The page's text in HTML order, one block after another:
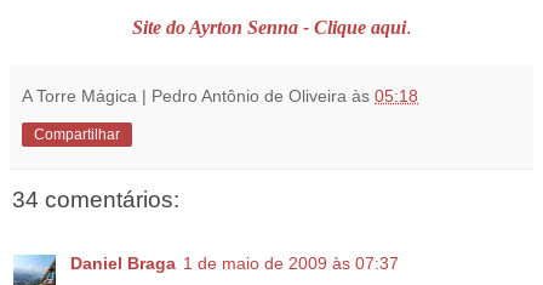
Site do Ayrton Senna - Clique aqui.
A Torre Mágica | Pedro Antônio de Oliveira às 05:18
Compartilhar
34 comentários:
Daniel Braga 1 de maio de 2009 às 07:37